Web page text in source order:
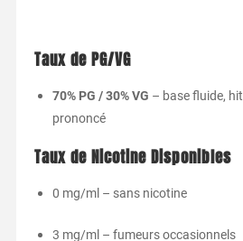
Taux de PG/VG
70% PG /30%VG – basefluide, hit
prononcé
Taux de Nicotine Disponibles
0 mg/ml – sans nicotine
3 mg/ml – fumeursoccasionnels